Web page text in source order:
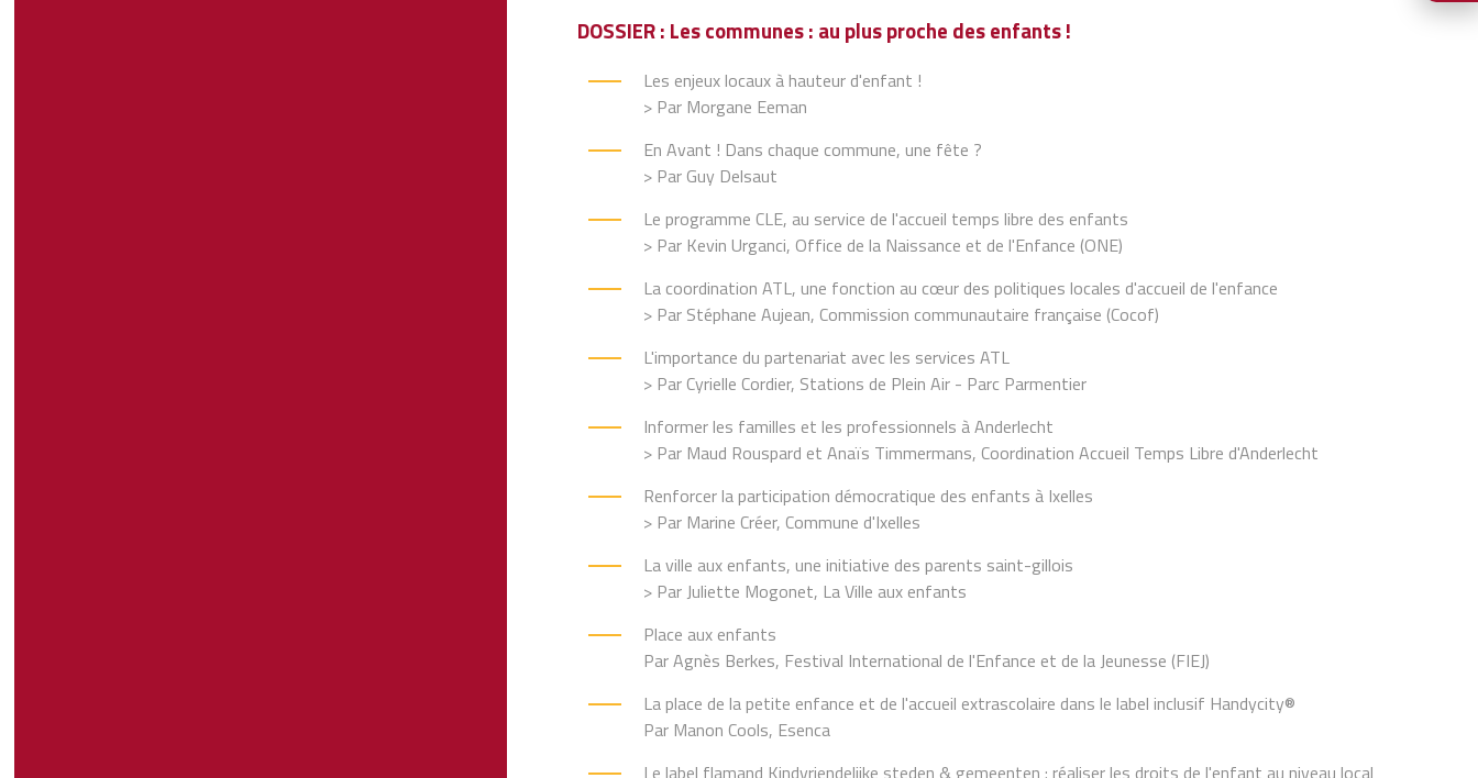
DOSSIER : Les communes : au plus proche des enfants !
Les enjeux locaux à hauteur d'enfant !
> Par Morgane Eeman
En Avant ! Dans chaque commune, une fête ?
> Par Guy Delsaut
Le programme CLE, au service de l'accueil temps libre des enfants
> Par Kevin Urganci, Office de la Naissance et de l'Enfance (ONE)
La coordination ATL, une fonction au cœur des politiques locales d'accueil de l'enfance
> Par Stéphane Aujean, Commission communautaire française (Cocof)
L'importance du partenariat avec les services ATL
> Par Cyrielle Cordier, Stations de Plein Air - Parc Parmentier
Informer les familles et les professionnels à Anderlecht
> Par Maud Rouspard et Anaïs Timmermans, Coordination Accueil Temps Libre d'Anderlecht
Renforcer la participation démocratique des enfants à Ixelles
> Par Marine Créer, Commune d'Ixelles
La ville aux enfants, une initiative des parents saint-gillois
> Par Juliette Mogonet, La Ville aux enfants
Place aux enfants
Par Agnès Berkes, Festival International de l'Enfance et de la Jeunesse (FIEJ)
La place de la petite enfance et de l'accueil extrascolaire dans le label inclusif Handycity®
Par Manon Cools, Esenca
Le label flamand Kindvriendelijke steden & gemeenten : réaliser les droits de l'enfant au niveau local